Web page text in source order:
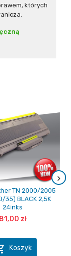
których
TN 2000/2005
35) BLACK 2,5K
24inks
81,00 zł
Koszyk